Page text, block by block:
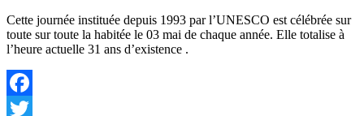
Cette journée instituée depuis 1993 par l’UNESCO est célébrée sur
toute sur toute la habitée le 03 mai de chaque année. Elle totalise à
l’heure actuelle 31 ans d’existence .
Facebook